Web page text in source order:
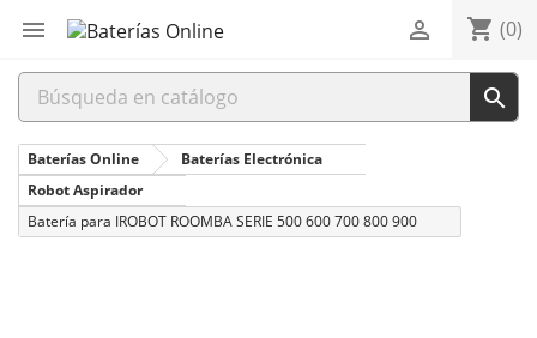
 shopping_cart (0)


Baterías Online
Baterías Electrónica
Robot Aspirador
Batería para IROBOT ROOMBA SERIE 500 600 700 800 900